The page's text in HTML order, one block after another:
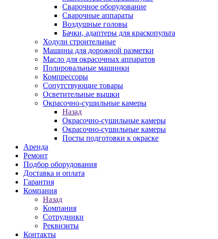
Сварочное оборудование
Сварочные аппараты
Воздушные головы
Бачки, адаптеры для краскопульта
Ходули строительные
Машины для дорожной разметки
Масло для окрасочных аппаратов
Полировальные машинки
Компрессоры
Сопутствующие товары
Осветительные вышки
Окрасочно-сушильные камеры
Назад
Окрасочно-сушильные камеры
Окрасочно-сушильные камеры
Посты подготовки к окраске
Аренда
Ремонт
Подбор оборудования
Доставка и оплата
Гарантия
Компания
Назад
Компания
Сотрудники
Реквизиты
Контакты